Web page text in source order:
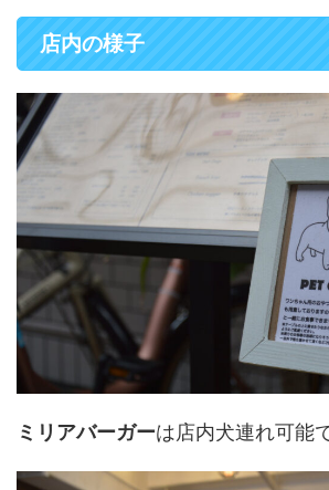
店内の様子
ミリアバーガーは店内犬連れ可能